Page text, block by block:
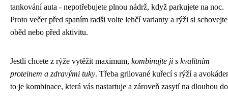
tankování auta - nepotřebujete plnou nádrž, když parkujete na noc.
Proto večer před spaním radši volte lehčí varianty a rýži si
oběd nebo před aktivitu.
Jestli chcete z rýže vytěžit maximum, kombinujte ji s kvalitním
proteinem a zdravými tuky. Třeba grilované kuřecí s rýží a
to je kombinace, která vás nastartuje a zároveň zasytí na dlouhou